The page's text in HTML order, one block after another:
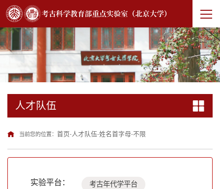
人才队伍
当前您的位置： 首页-人才队伍-姓名首字母-不限
实验平台： 考古年代学平台